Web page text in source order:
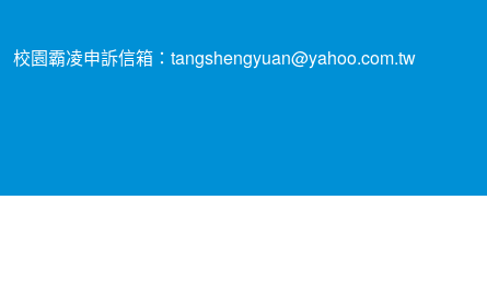
校園霸凌申訴信箱：tangshengyuan@yahoo.com.tw